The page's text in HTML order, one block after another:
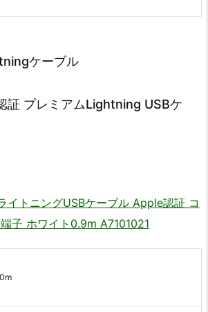
ケーブル
証 プレミアムLightning USBケ
イトニングUSBケーブル Apple認証 コ
子 ホワイト0.9m A7101021